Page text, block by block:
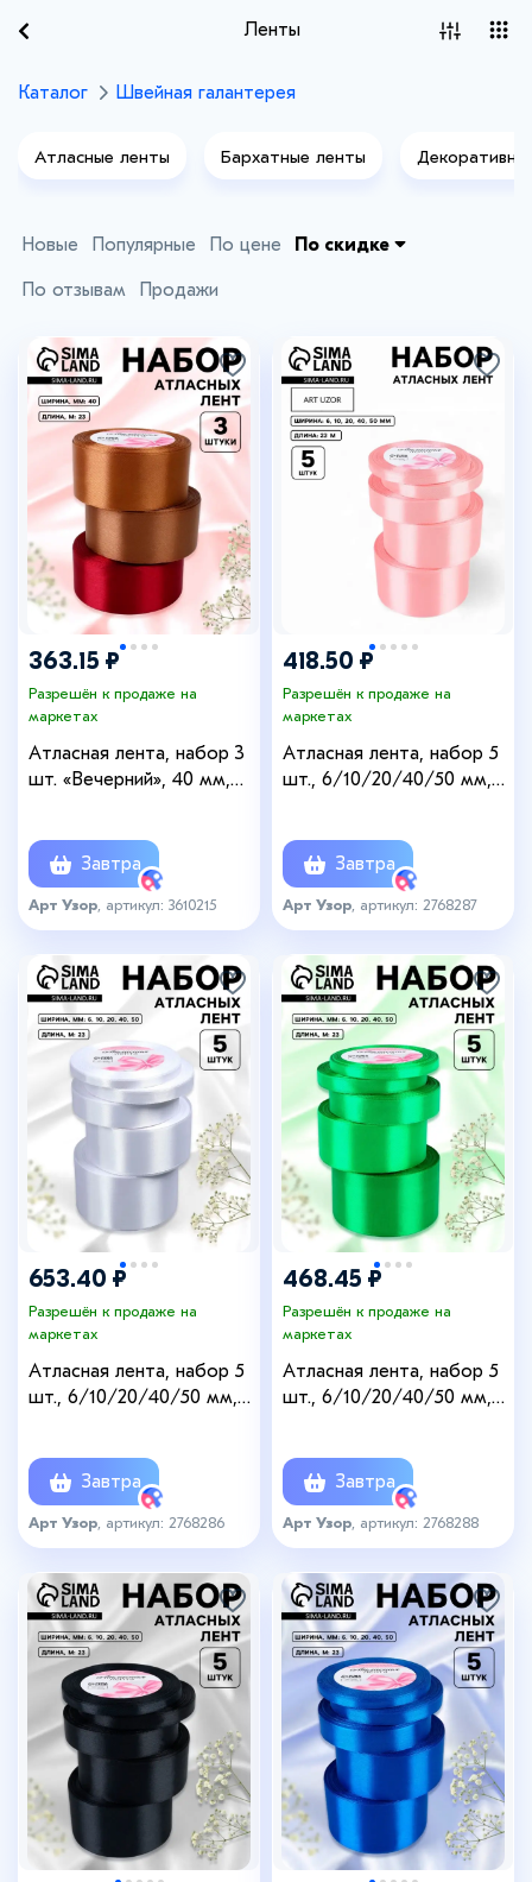
Ленты
Каталог Швейная галантерея
Атласные ленты Бархатные ленты
Новые Популярные По цене По скидке
По отзывам Продажи
363.15 ₽
Разрешён к продаже на
маркетах
Атласная лента, набор 3
шт. «Вечерний», 40 мм,
Завтра
Арт Узор , артикул: 3610215
418.50 ₽
Разрешён к продаже на
маркетах
Атласная лента, набор 5
шт., 6/10/20/40/50 мм,
Завтра
Арт Узор , артикул: 2768287
653.40 ₽
Разрешён к продаже на
маркетах
Атласная лента, набор 5
шт., 6/10/20/40/50 мм,
Завтра
Арт Узор , артикул: 2768286
468.45 ₽
Разрешён к продаже на
маркетах
Атласная лента, набор 5
шт., 6/10/20/40/50 мм,
Завтра
Арт Узор , артикул: 2768288